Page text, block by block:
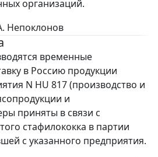
организаций.
Непоклонов
временные
в Россию продукции
N HU 817 (производство и
и
приняты в связи с
стафилококка в партии
с указанного предприятия.